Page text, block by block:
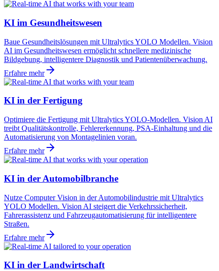
KI im Gesundheitswesen
Baue Gesundheitslösungen mit Ultralytics YOLO Modellen. Vision
AI im Gesundheitswesen ermöglicht schnellere medizinische
Bildgebung, intelligentere Diagnostik und Patientenüberwachung.
Erfahre mehr
KI in der Fertigung
Optimiere die Fertigung mit Ultralytics YOLO-Modellen. Vision AI
treibt Qualitätskontrolle, Fehlererkennung, PSA-Einhaltung und die
Automatisierung von Montagelinien voran.
Erfahre mehr
KI in der Automobilbranche
Nutze Computer Vision in der Automobilindustrie mit Ultralytics
YOLO Modellen. Vision AI steigert die Verkehrssicherheit,
Fahrerassistenz und Fahrzeugautomatisierung für intelligentere
Straßen.
Erfahre mehr
KI in der Landwirtschaft